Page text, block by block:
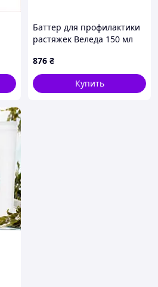
Баттер для профилактики
растяжек Веледа 150 мл
876 ₴
Купить